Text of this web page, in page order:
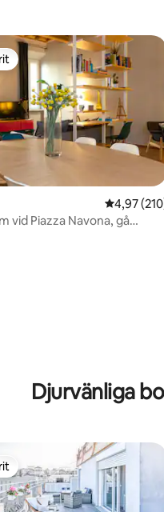
106 omdömen4,97 av 5
4,97
vid Piazza Navona, gå
Djurvänliga